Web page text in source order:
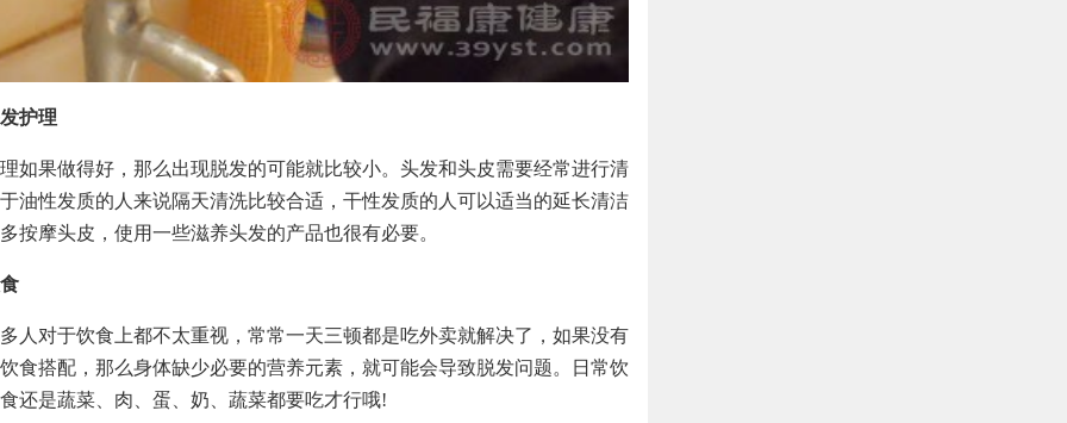
护理
如果做得好，那么出现脱发的可能就比较小。头发和头皮需要经常进行清
油性发质的人来说隔天清洗比较合适，干性发质的人可以适当的延长清洁
按摩头皮，使用一些滋养头发的产品也很有必要。
人对于饮食上都不太重视，常常一天三顿都是吃外卖就解决了，如果没有
食搭配，那么身体缺少必要的营养元素，就可能会导致脱发问题。日常饮
还是蔬菜、肉、蛋、奶、蔬菜都要吃才行哦!